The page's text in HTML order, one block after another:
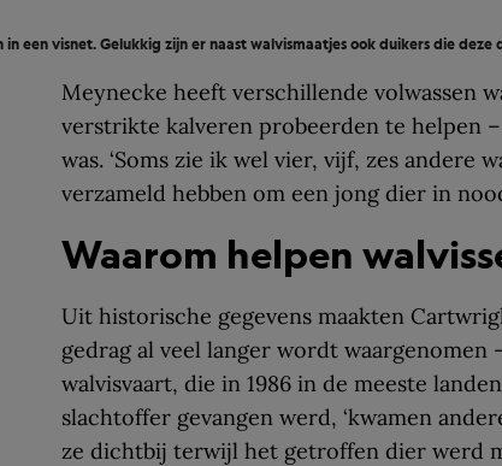
in een visnet. Gelukkig zijn er naast walvismaatjes ook duikers die
Meynecke heeft verschillende volwassen
verstrikte kalveren probeerden te helpen
was. ‘Soms zie ik wel vier, vijf, zes andere
verzameld hebben om een jong dier in
Waarom helpen
Uit historische gegevens maakten
gedrag al veel langer wordt waargenomen
walvisvaart, die in 1986 in de meeste
slachtoffer gevangen werd, ‘kwamen
ze dichtbij terwijl het getroffen dier werd